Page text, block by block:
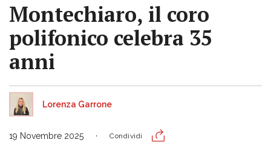
Montechiaro, il coro
polifonico celebra 35
anni
Lorenza Garrone
19 Novembre 2025 Condividi